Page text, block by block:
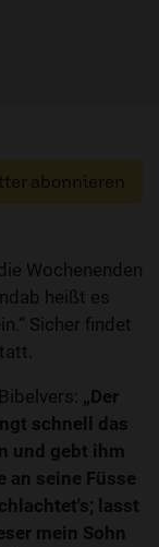
abonnieren
Wochenenden
heißt es
Sicher findet
„Der
schnell das
und gebt ihm
an seine Füsse
lasst
mein Sohn